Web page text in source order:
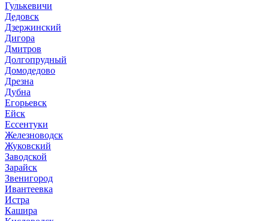
Гулькевичи
Дедовск
Дзержинский
Дигора
Дмитров
Долгопрудный
Домодедово
Дрезна
Дубна
Егорьевск
Ейск
Ессентуки
Железноводск
Жуковский
Заводской
Зарайск
Звенигород
Ивантеевка
Истра
Кашира